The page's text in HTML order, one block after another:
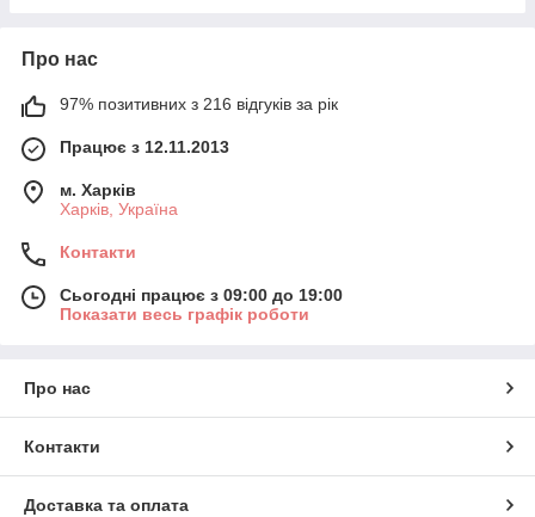
Про нас
97% позитивних з 216 відгуків за рік
Працює з 12.11.2013
м. Харків
Харків, Україна
Контакти
Сьогодні працює з 09:00 до 19:00
Показати весь графік роботи
Про нас
Контакти
Доставка та оплата